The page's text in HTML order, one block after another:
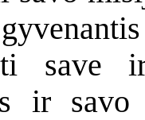
save
ir